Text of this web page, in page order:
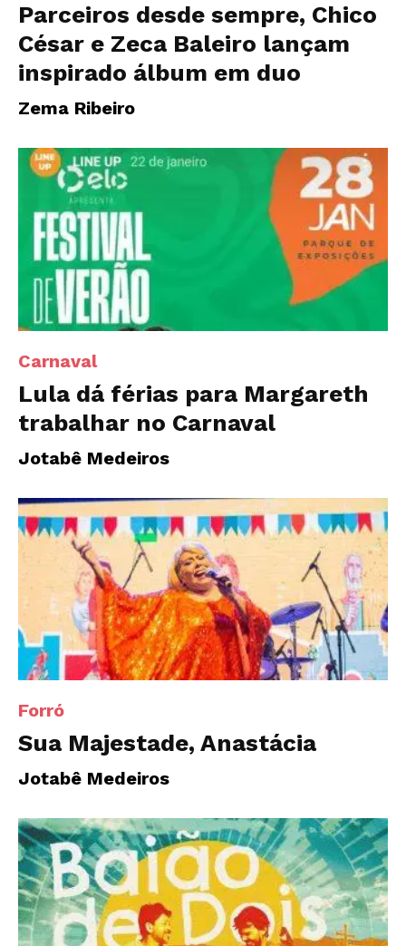
Parceiros desde sempre, Chico
César e Zeca Baleiro lançam
inspirado álbum em duo
Zema Ribeiro
Carnaval
Lula dá férias para Margareth
trabalhar no Carnaval
Jotabê Medeiros
Forró
Sua Majestade, Anastácia
Jotabê Medeiros